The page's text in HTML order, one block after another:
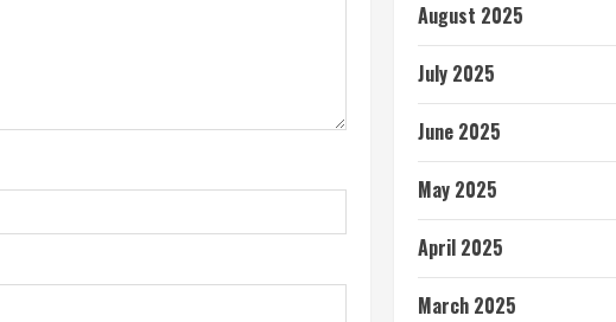
August 2025
July 2025
June 2025
May 2025
April 2025
March 2025